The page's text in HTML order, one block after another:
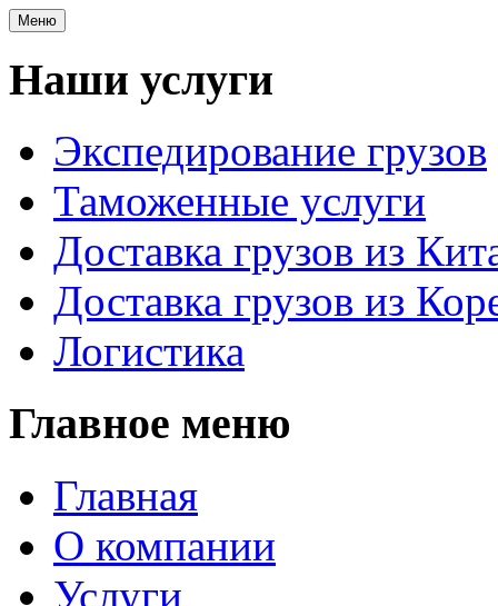
Меню
Наши услуги
Экспедирование грузов
Таможенные услуги
Доставка грузов из
Доставка грузов из
Логистика
Главное меню
Главная
О компании
Услуги